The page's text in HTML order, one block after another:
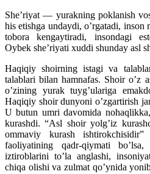
She’riyat — yurakning poklanish
his etishga undaydi, o’rgatadi, inson
tobora kengaytiradi, insondagi
Oybek she’riyati xuddi shunday asl
Haqiqiy shoirning istagi va
talablari bilan hamnafas. Shoir o’z
o’zining yurak tuyg’ulariga
Haqiqiy shoir dunyoni o’zgartirish
U butun umri davomida
kurashdi. “Asl shoir yolg’iz
ommaviy kurash
faoliyatining qadr-qiymati
iztiroblarini to’la anglashi,
chiqa olishi va zulmat qo’ynida